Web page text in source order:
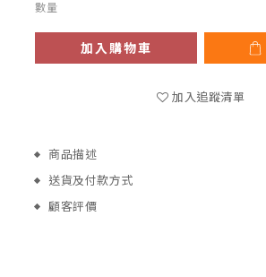
數量
加入購物車
加入追蹤清單
商品描述
送貨及付款方式
顧客評價